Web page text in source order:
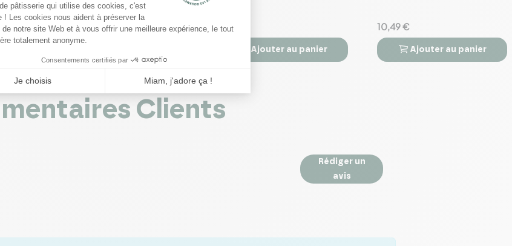
9,09 €
 
6,30 €

Ajouter au panier
10,49 €
 
Ajouter au panier
Clients
Rédiger un
avis